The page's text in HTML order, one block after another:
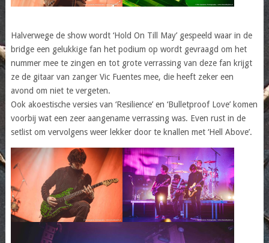
Halverwege de show wordt ‘Hold On Till May’ gespeeld waar in de
bridge een gelukkige fan het podium op wordt gevraagd om het
nummer mee te zingen en tot grote verrassing van deze fan krijgt
ze de gitaar van zanger Vic Fuentes mee, die heeft zeker een
avond om niet te vergeten.
Ook akoestische versies van ‘Resilience’ en ‘Bulletproof Love’ komen
voorbij wat een zeer aangename verrassing was. Even rust in de
setlist om vervolgens weer lekker door te knallen met ‘Hell Above’.